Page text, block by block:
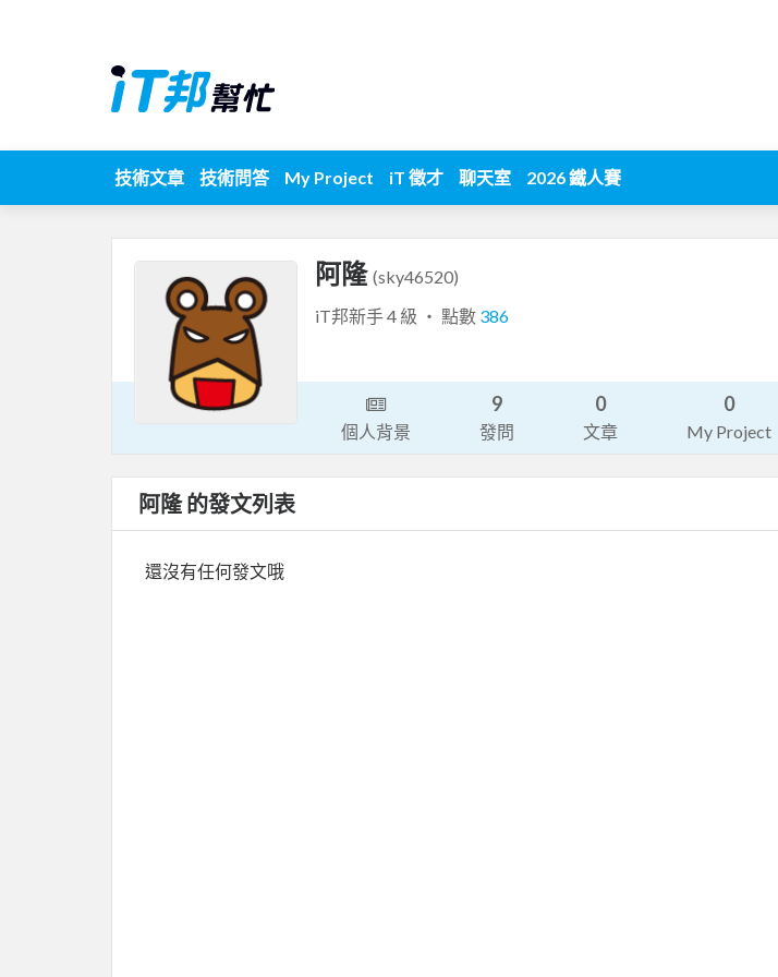
技術文章 技術問答 My Project iT 徵才 聊天室 2026 鐵人賽
阿隆 (sky46520)
iT邦新手 4 級 ‧ 點數 386
個人背景
9
發問
0
文章
0
My Project
阿隆 的發文列表
還沒有任何發文哦